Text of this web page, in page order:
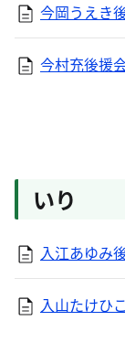
今岡うえき
今村充後援
いり
入江あゆみ
入山たけひ